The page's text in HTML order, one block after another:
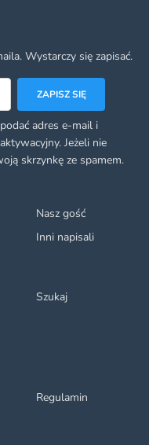
Nasz gość
Inni napisali
Szukaj
Regulamin
Wystarczy się zapisać.
ZAPISZ SIĘ
adres e-mail i
Jeżeli nie
skrzynkę ze spamem.